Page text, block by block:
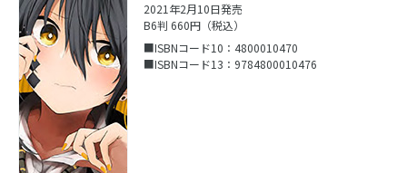
2021年2月10日発売
B6判 660円（税込）
■ISBNコード10：4800010470
■ISBNコード13：9784800010476